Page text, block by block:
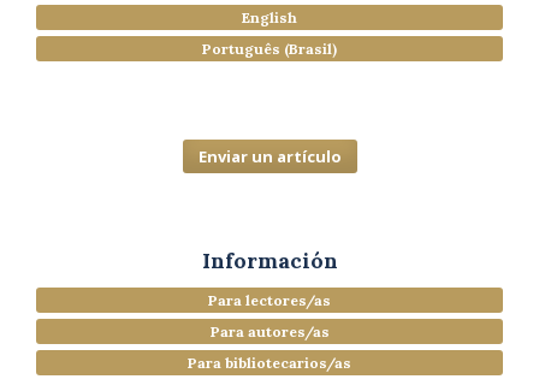
English
Português (Brasil)
Enviar un artículo
Información
Para lectores/as
Para autores/as
Para bibliotecarios/as